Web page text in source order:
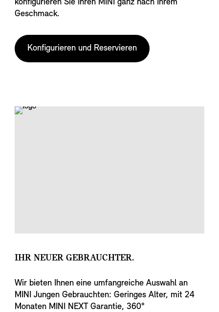
konfigurieren Sie Ihren MINI ganz nach Ihrem
Geschmack.
Konfigurieren und Reservieren
IHR NEUER GEBRAUCHTER.
Wir bieten Ihnen eine umfangreiche Auswahl an
MINI Jungen Gebrauchten: Geringes Alter, mit 24
Monaten MINI NEXT Garantie, 360°